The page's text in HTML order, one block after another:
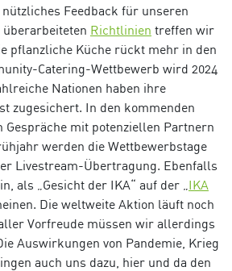
Feedback für unseren
Richtlinien treffen wir
pflanzliche Küche rückt mehr in den
Catering-Wettbewerb wird 2024
Nationen haben ihre
zugesichert. In den kommenden
Gespräche mit potenziellen Partnern
werden die Wettbewerbstage
Livestream-Übertragung. Ebenfalls
als „Gesicht der IKA“ auf der „ IKA
Die weltweite Aktion läuft noch
Vorfreude müssen wir allerdings
Auswirkungen von Pandemie, Krieg
auch uns dazu, hier und da den